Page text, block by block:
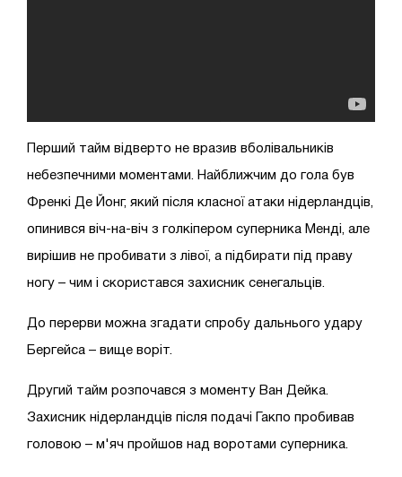
Перший тайм відверто не вразив вболівальників
небезпечними моментами. Найближчим до гола був
Френкі Де Йонг, який після класної атаки нідерландців,
опинився віч-на-віч з голкіпером суперника Менді, але
вирішив не пробивати з лівої, а підбирати під праву
ногу – чим і скористався захисник сенегальців.
До перерви можна згадати спробу дальнього удару
Бергейса – вище воріт.
Другий тайм розпочався з моменту Ван Дейка.
Захисник нідерландців після подачі Гакпо пробивав
головою – м'яч пройшов над воротами суперника.